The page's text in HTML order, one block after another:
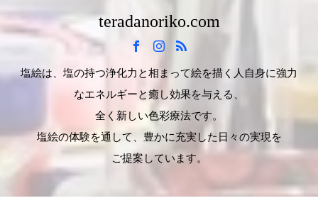
teradanoriko.com
塩絵は、塩の持つ浄化力と相まって絵を描く人自身に強力
なエネルギーと癒し効果を与える、
全く新しい色彩療法です。
塩絵の体験を通して、豊かに充実した日々の実現を
ご提案しています。